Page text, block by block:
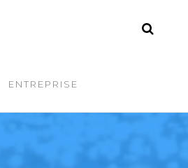
ENTREPRISE